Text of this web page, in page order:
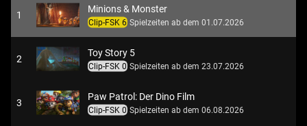
1
Minions & Monster
Clip-FSK 6 Spielzeiten ab dem 01.07.2026
2
Toy Story 5
Clip-FSK 0 Spielzeiten ab dem 23.07.2026
3
Paw Patrol: Der Dino Film
Clip-FSK 0 Spielzeiten ab dem 06.08.2026